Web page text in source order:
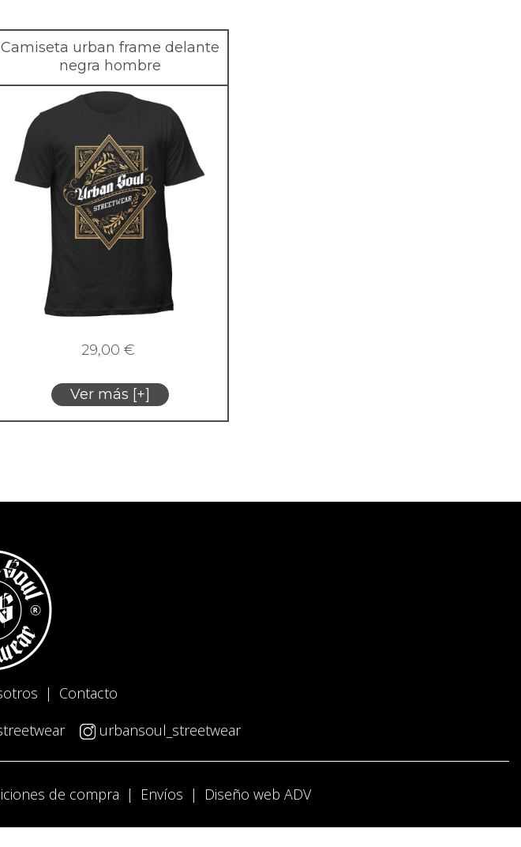
Camiseta urban frame delante
negra hombre
29,00 €
Ver más [+]
| Contacto
urbansoul_streetwear
de compra | Envíos | Diseño web ADV